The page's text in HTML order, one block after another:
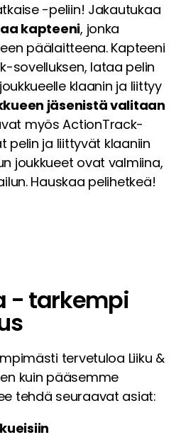
-peliin! Jakautukaa
kapteeni, jonka
päälaitteena. Kapteeni
sovelluksen, lataa pelin
klaanin ja liittyy
jäsenistä valitaan
myös ActionTrack-
pelin ja liittyvät klaaniin
joukkueet ovat valmiina,
Hauskaa pelihetkeä!
- tarkempi
tervetuloa Liiku &
kuin pääsemme
tehdä seuraavat asiat: